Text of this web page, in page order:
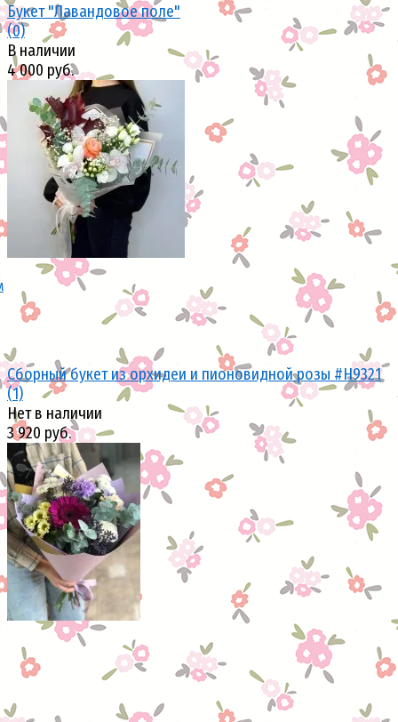
избранное сравнить
Букет "Лавандовое поле"
(0)
В наличии
4 000 руб.
избранное сравнить
Сборный букет из орхидеи и пионовидной розы #H9321
(1)
Нет в наличии
3 920 руб.